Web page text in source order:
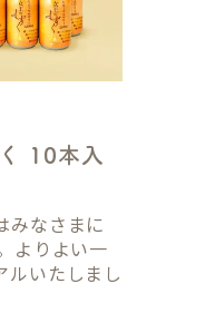
10本入
みなさまに
よりよい一
ルいたしまし